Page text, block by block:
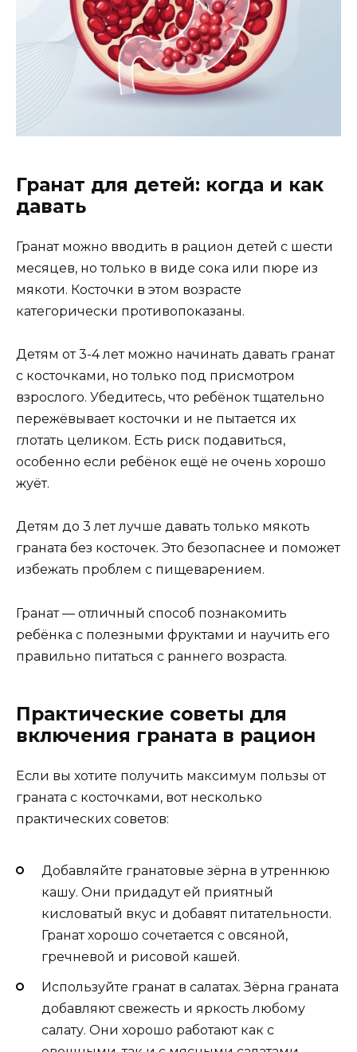
Гранат для детей: когда и как
давать
Гранат можно вводить в рацион детей с шести
месяцев, но только в виде сока или пюре из
мякоти. Косточки в этом возрасте
категорически противопоказаны.
Детям от 3-4 лет можно начинать давать гранат
с косточками, но только под присмотром
взрослого. Убедитесь, что ребёнок тщательно
пережёвывает косточки и не пытается их
глотать целиком. Есть риск подавиться,
особенно если ребёнок ещё не очень хорошо
жуёт.
Детям до 3 лет лучше давать только мякоть
граната без косточек. Это безопаснее и поможет
избежать проблем с пищеварением.
Гранат — отличный способ познакомить
ребёнка с полезными фруктами и научить его
правильно питаться с раннего возраста.
Практические советы для
включения граната в рацион
Если вы хотите получить максимум пользы от
граната с косточками, вот несколько
практических советов:
Добавляйте гранатовые зёрна в утреннюю
кашу. Они придадут ей приятный
кисловатый вкус и добавят питательности.
Гранат хорошо сочетается с овсяной,
гречневой и рисовой кашей.
Используйте гранат в салатах. Зёрна граната
добавляют свежесть и яркость любому
салату. Они хорошо работают как с